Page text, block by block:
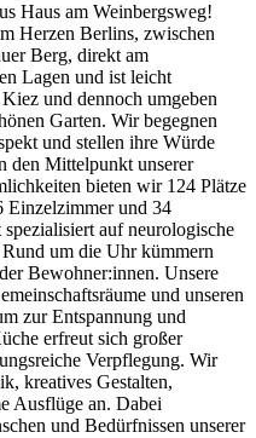
Haus am Weinbergsweg!
Herzen Berlins, zwischen
Berg, direkt am
Lagen und ist leicht
und dennoch umgeben
Garten. Wir begegnen
und stellen ihre Würde
den Mittelpunkt unserer
bieten wir 124 Plätze
Einzelzimmer und 34
auf neurologische
um die Uhr kümmern
Bewohner:innen. Unsere
und unseren
zur Entspannung und
erfreut sich großer
Verpflegung. Wir
kreatives Gestalten,
Ausflüge an. Dabei
und Bedürfnissen unserer